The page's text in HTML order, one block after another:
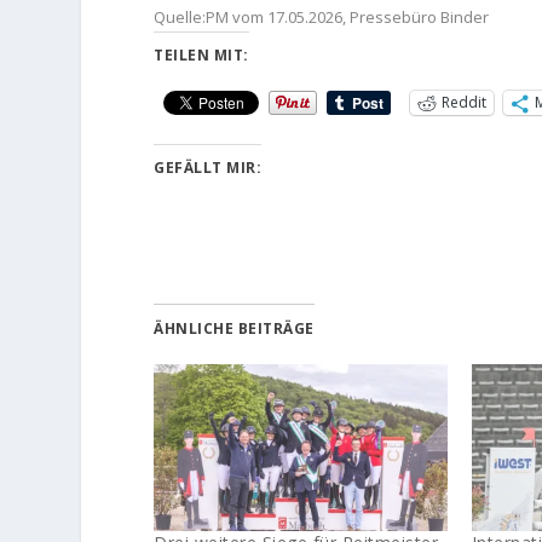
Quelle:PM vom 17.05.2026, Pressebüro Binder
TEILEN MIT:
Reddit
GEFÄLLT MIR:
ÄHNLICHE BEITRÄGE